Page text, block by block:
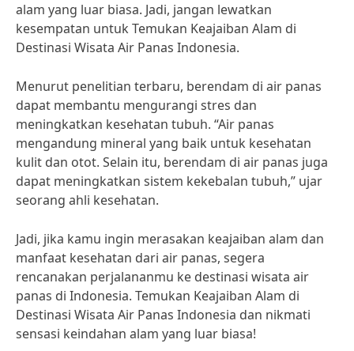
alam yang luar biasa. Jadi, jangan lewatkan
kesempatan untuk Temukan Keajaiban Alam di
Destinasi Wisata Air Panas Indonesia.
Menurut penelitian terbaru, berendam di air panas
dapat membantu mengurangi stres dan
meningkatkan kesehatan tubuh. “Air panas
mengandung mineral yang baik untuk kesehatan
kulit dan otot. Selain itu, berendam di air panas juga
dapat meningkatkan sistem kekebalan tubuh,” ujar
seorang ahli kesehatan.
Jadi, jika kamu ingin merasakan keajaiban alam dan
manfaat kesehatan dari air panas, segera
rencanakan perjalananmu ke destinasi wisata air
panas di Indonesia. Temukan Keajaiban Alam di
Destinasi Wisata Air Panas Indonesia dan nikmati
sensasi keindahan alam yang luar biasa!